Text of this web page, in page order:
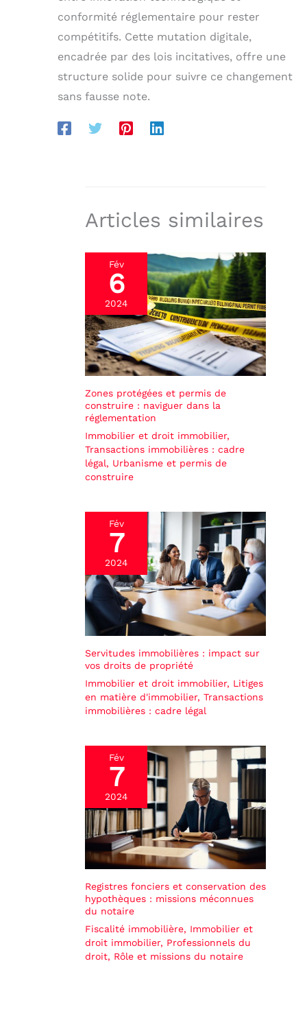
conformité réglementaire pour rester
compétitifs. Cette mutation digitale,
encadrée par des lois incitatives, offre une
structure solide pour suivre ce changement
sans fausse note.
Articles similaires
Fév
6
2024
Zones protégées et permis de
construire : naviguer dans la
réglementation
Immobilier et droit immobilier,
Transactions immobilières : cadre
légal, Urbanisme et permis de
construire
Fév
7
2024
Servitudes immobilières : impact sur
vos droits de propriété
Immobilier et droit immobilier, Litiges
en matière d'immobilier, Transactions
immobilières : cadre légal
Fév
7
2024
Registres fonciers et conservation des
hypothèques : missions méconnues
du notaire
Fiscalité immobilière, Immobilier et
droit immobilier, Professionnels du
droit, Rôle et missions du notaire